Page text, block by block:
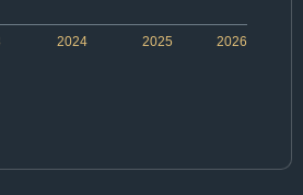
2024 2026
2025